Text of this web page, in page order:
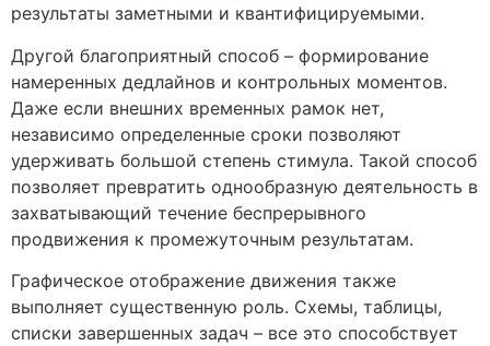
результаты заметными и квантифицируемыми.
Другой благоприятный способ – формирование
намеренных дедлайнов и контрольных моментов.
Даже если внешних временных рамок нет,
независимо определенные сроки позволяют
удерживать большой степень стимула. Такой способ
позволяет превратить однообразную деятельность в
захватывающий течение беспрерывного
продвижения к промежуточным результатам.
Графическое отображение движения также
выполняет существенную роль. Схемы, таблицы,
списки завершенных задач – все это способствует